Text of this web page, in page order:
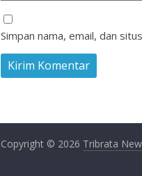
Simpan nama, email, dan
Copyright © 2026 Tribrata